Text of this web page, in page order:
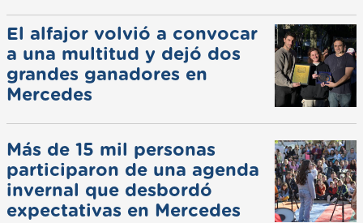
El alfajor volvió a convocar
a una multitud y dejó dos
grandes ganadores en
Mercedes
Más de 15 mil personas
participaron de una agenda
invernal que desbordó
expectativas en Mercedes